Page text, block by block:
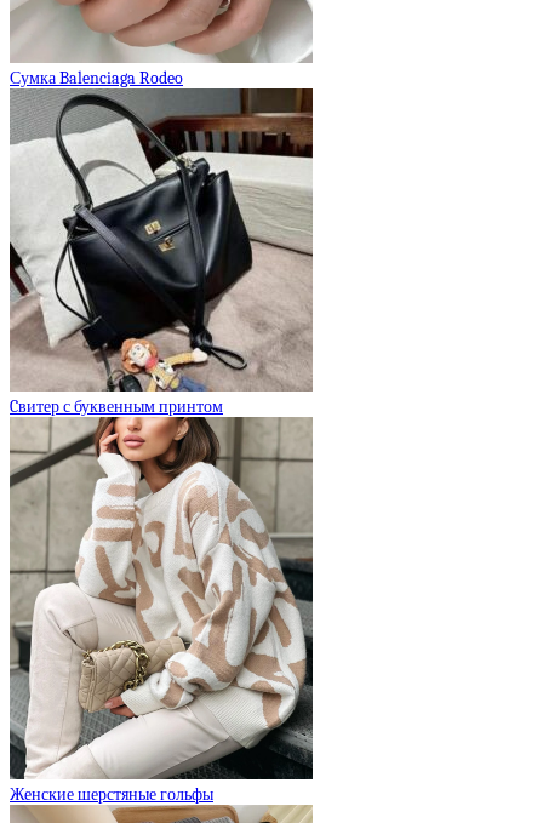
Сумка Balenciaga Rodeo
Cвитер с буквенным принтом
Женские шерстяные гольфы